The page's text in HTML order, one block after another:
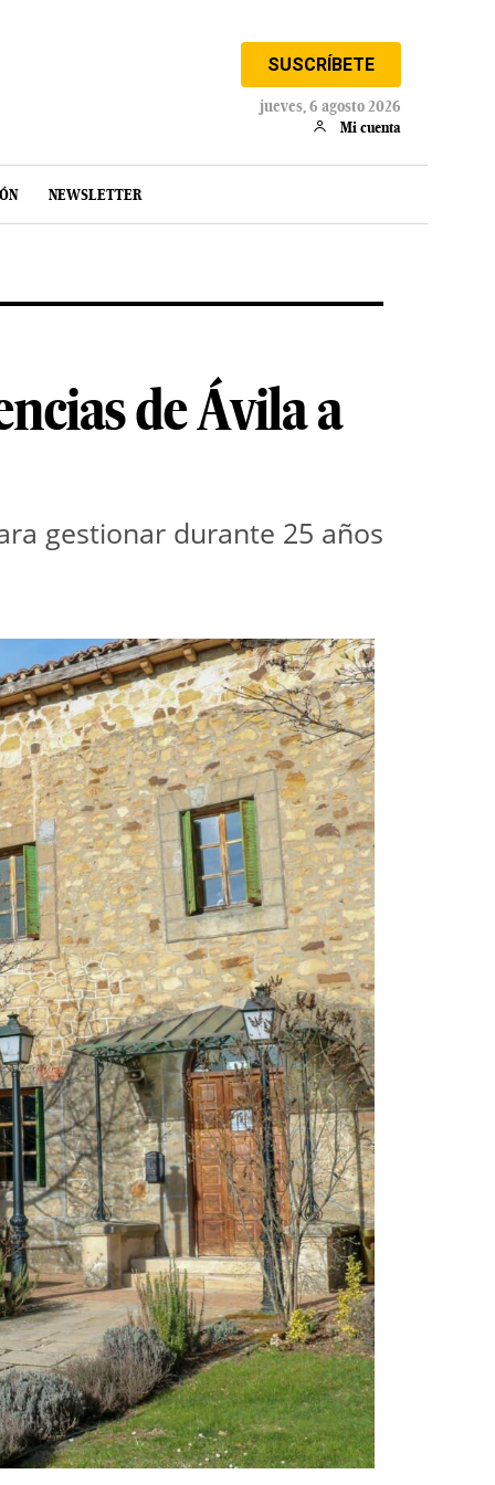
SUSCRÍBETE
jueves, 6 agosto 2026
Mi cuenta
NEWSLETTER
de Ávila a
gestionar durante 25 años